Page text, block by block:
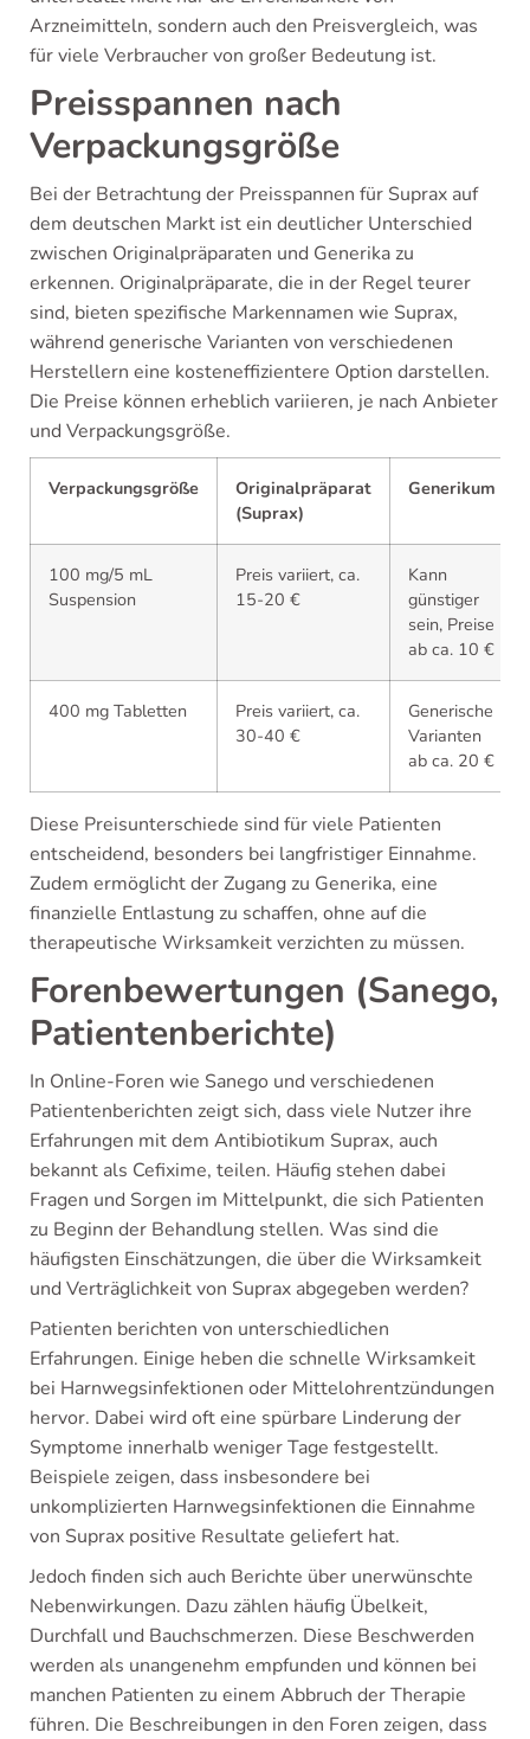
Arzneimitteln, sondern auch den Preisvergleich, was
für viele Verbraucher von großer Bedeutung ist.
Preisspannen nach
Verpackungsgröße
Bei der Betrachtung der Preisspannen für Suprax auf
dem deutschen Markt ist ein deutlicher Unterschied
zwischen Originalpräparaten und Generika zu
erkennen. Originalpräparate, die in der Regel teurer
sind, bieten spezifische Markennamen wie Suprax,
während generische Varianten von verschiedenen
Herstellern eine kosteneffizientere Option darstellen.
Die Preise können erheblich variieren, je nach Anbieter
und Verpackungsgröße.
Verpackungsgröße
Originalpräparat
(Suprax)
Generikum
100 mg/5 mL
Suspension
Preis variiert, ca.
15-20 €
Kann
günstiger
sein, Preise
ab ca. 10 €
400 mg Tabletten
Preis variiert, ca.
30-40 €
Generische
Varianten
ab ca. 20 €
Diese Preisunterschiede sind für viele Patienten
entscheidend, besonders bei langfristiger Einnahme.
Zudem ermöglicht der Zugang zu Generika, eine
finanzielle Entlastung zu schaffen, ohne auf die
therapeutische Wirksamkeit verzichten zu müssen.
Forenbewertungen (Sanego,
Patientenberichte)
In Online-Foren wie Sanego und verschiedenen
Patientenberichten zeigt sich, dass viele Nutzer ihre
Erfahrungen mit dem Antibiotikum Suprax, auch
bekannt als Cefixime, teilen. Häufig stehen dabei
Fragen und Sorgen im Mittelpunkt, die sich Patienten
zu Beginn der Behandlung stellen. Was sind die
häufigsten Einschätzungen, die über die Wirksamkeit
und Verträglichkeit von Suprax abgegeben werden?
Patienten berichten von unterschiedlichen
Erfahrungen. Einige heben die schnelle Wirksamkeit
bei Harnwegsinfektionen oder Mittelohrentzündungen
hervor. Dabei wird oft eine spürbare Linderung der
Symptome innerhalb weniger Tage festgestellt.
Beispiele zeigen, dass insbesondere bei
unkomplizierten Harnwegsinfektionen die Einnahme
von Suprax positive Resultate geliefert hat.
Jedoch finden sich auch Berichte über unerwünschte
Nebenwirkungen. Dazu zählen häufig Übelkeit,
Durchfall und Bauchschmerzen. Diese Beschwerden
werden als unangenehm empfunden und können bei
manchen Patienten zu einem Abbruch der Therapie
führen. Die Beschreibungen in den Foren zeigen, dass